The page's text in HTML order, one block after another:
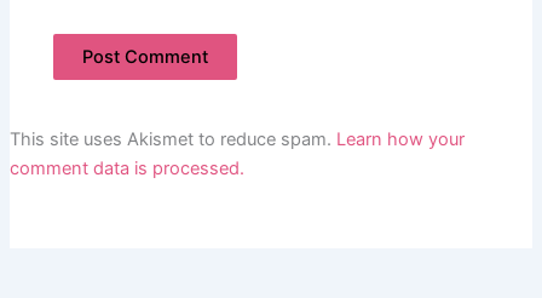
This site uses Akismet to reduce spam. Learn how your
comment data is processed.